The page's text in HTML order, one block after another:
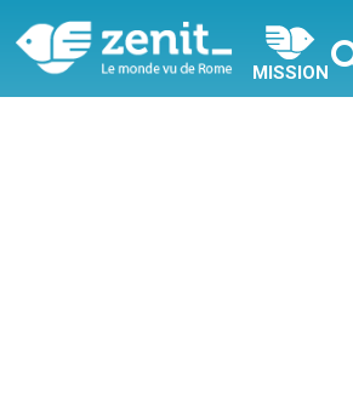
MISSION